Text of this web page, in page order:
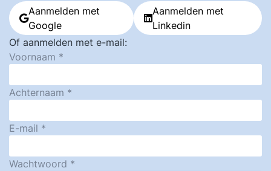
Aanmelden met
Google
Aanmelden met
Linkedin
Of aanmelden met e-mail:
Voornaam
Achternaam
E-mail
Wachtwoord